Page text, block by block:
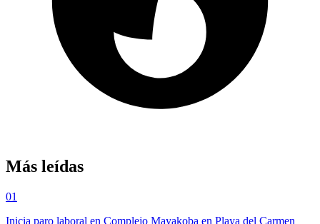
Más leídas
01
Inicia paro laboral en Complejo Mayakoba en Playa del Carmen